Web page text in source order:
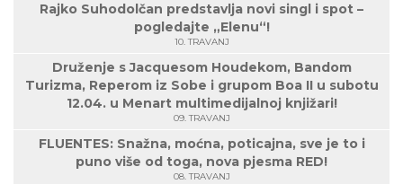
Rajko Suhodolčan predstavlja novi singl i spot –
pogledajte „Elenu“!
10. TRAVANJ
Druženje s Jacquesom Houdekom, Bandom
Turizma, Reperom iz Sobe i grupom Boa II u subotu
12.04. u Menart multimedijalnoj knjižari!
09. TRAVANJ
FLUENTES: Snažna, moćna, poticajna, sve je to i
puno više od toga, nova pjesma RED!
08. TRAVANJ